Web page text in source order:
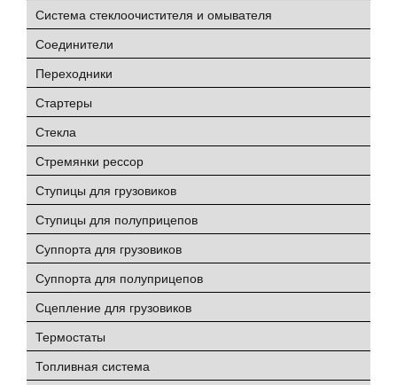
Система стеклоочистителя и омывателя
Соединители
Переходники
Стартеры
Стекла
Стремянки рессор
Ступицы для грузовиков
Ступицы для полуприцепов
Суппорта для грузовиков
Суппорта для полуприцепов
Сцепление для грузовиков
Термостаты
Топливная система